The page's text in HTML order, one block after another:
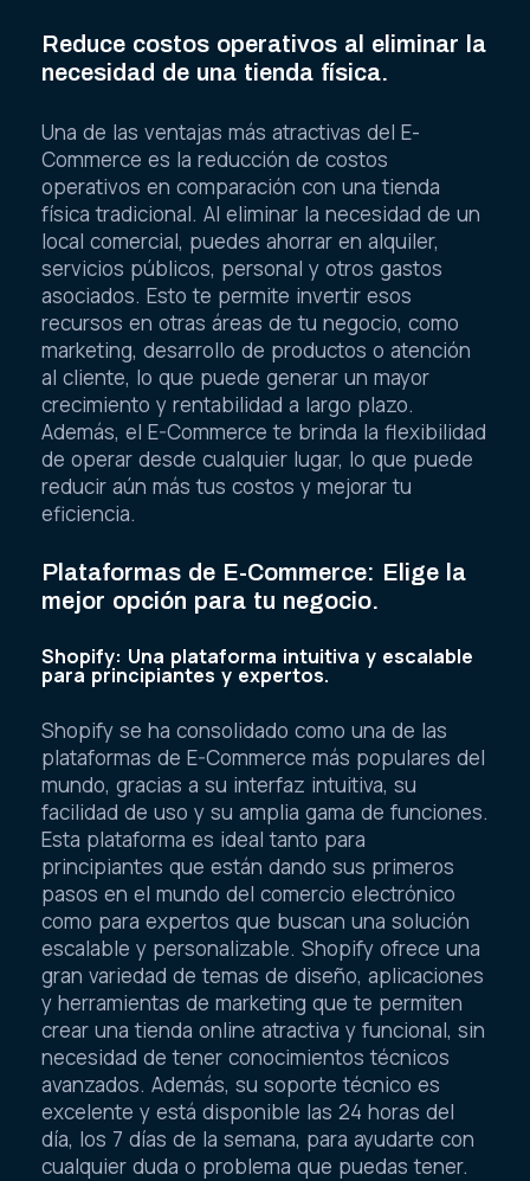
Reduce costos operativos al eliminar la
necesidad de una tienda física.
Una de las ventajas más atractivas del E-
Commerce es la reducción de costos
operativos en comparación con una tienda
física tradicional. Al eliminar la necesidad de un
local comercial, puedes ahorrar en alquiler,
servicios públicos, personal y otros gastos
asociados. Esto te permite invertir esos
recursos en otras áreas de tu negocio, como
marketing, desarrollo de productos o atención
al cliente, lo que puede generar un mayor
crecimiento y rentabilidad a largo plazo.
Además, el E-Commerce te brinda la flexibilidad
de operar desde cualquier lugar, lo que puede
reducir aún más tus costos y mejorar tu
eficiencia.
Plataformas de E-Commerce: Elige la
mejor opción para tu negocio.
Shopify: Una plataforma intuitiva y escalable
para principiantes y expertos.
Shopify se ha consolidado como una de las
plataformas de E-Commerce más populares del
mundo, gracias a su interfaz intuitiva, su
facilidad de uso y su amplia gama de funciones.
Esta plataforma es ideal tanto para
principiantes que están dando sus primeros
pasos en el mundo del comercio electrónico
como para expertos que buscan una solución
escalable y personalizable. Shopify ofrece una
gran variedad de temas de diseño, aplicaciones
y herramientas de marketing que te permiten
crear una tienda online atractiva y funcional, sin
necesidad de tener conocimientos técnicos
avanzados. Además, su soporte técnico es
excelente y está disponible las 24 horas del
día, los 7 días de la semana, para ayudarte con
cualquier duda o problema que puedas tener.